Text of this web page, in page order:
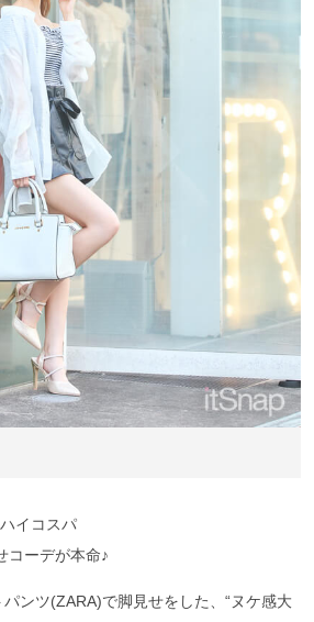
イコスパ
コーデが本命♪
パンツ(ZARA)で脚見せをした、“ヌケ感大